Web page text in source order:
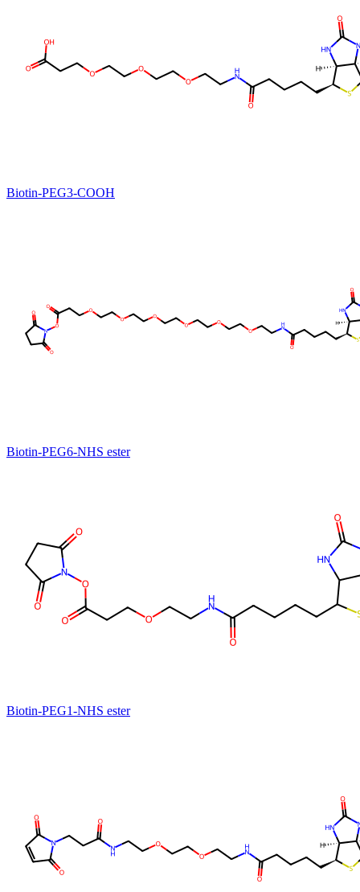
Biotin-PEG3-COOH
Biotin-PEG6-NHS ester
Biotin-PEG1-NHS ester